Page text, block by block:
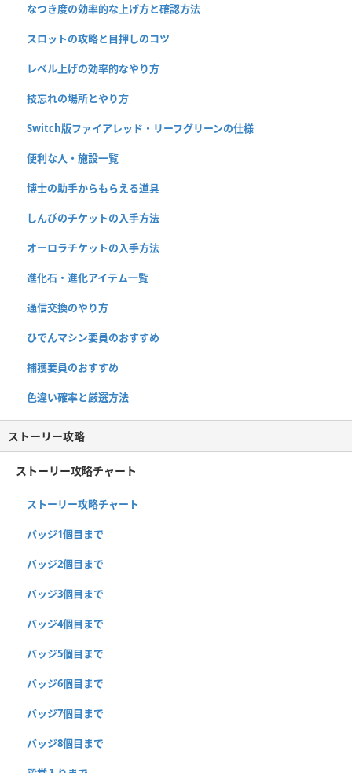
なつき度の効率的な上げ方と確認方法
スロットの攻略と目押しのコツ
レベル上げの効率的なやり方
技忘れの場所とやり方
Switch版ファイアレッド・リーフグリーンの仕様
便利な人・施設一覧
博士の助手からもらえる道具
しんぴのチケットの入手方法
オーロラチケットの入手方法
進化石・進化アイテム一覧
通信交換のやり方
ひでんマシン要員のおすすめ
捕獲要員のおすすめ
色違い確率と厳選方法
ストーリー攻略
ストーリー攻略チャート
ストーリー攻略チャート
バッジ1個目まで
バッジ2個目まで
バッジ3個目まで
バッジ4個目まで
バッジ5個目まで
バッジ6個目まで
バッジ7個目まで
バッジ8個目まで